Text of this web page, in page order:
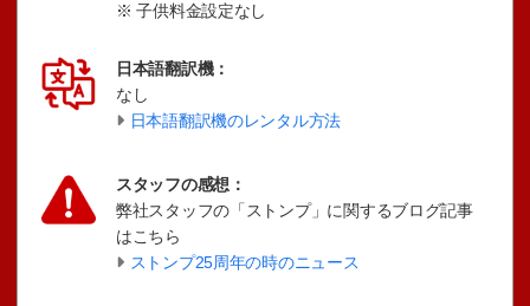
※ 子供料金設定なし
日本語翻訳機：
なし
日本語翻訳機のレンタル方法
スタッフの感想：
弊社スタッフの「ストンプ」に関するブログ記事
はこちら
ストンプ25周年の時のニュース